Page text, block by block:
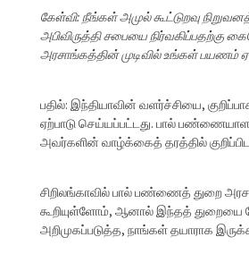
கேள்வி: நீங்கள் அமுல் கூட்டுறவு
அபிவிருத்தி சபையை நிர்வகிப்பதற்கு
அரசாங்கத்தின் முடிவில் உங்கள் பயணம்
பதில்: இந்தியாவின் வளர்ச்சியை,
ஏற்பாடு செய்யப்பட்டது. பால்
அவர்களின் வாழ்க்கைத் தரத்தில்
சிறிலங்காவில் பால் பண்ணைத் துறை
கூறியுள்ளோம், ஆனால் இந்தத் துறையை
அறிமுகப்படுத்த, நாங்கள் தயாராக